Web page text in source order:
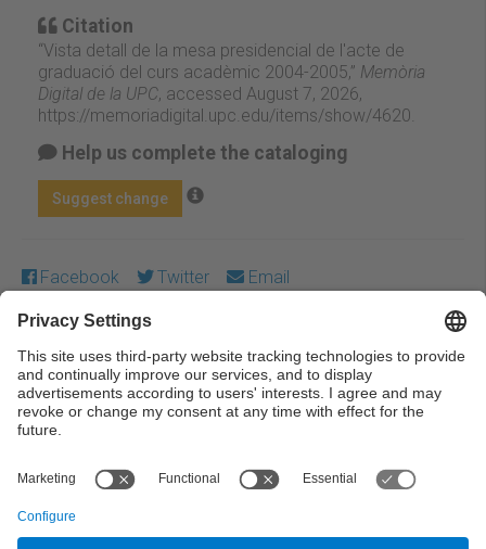
Citation
“Vista detall de la mesa presidencial de l'acte de
graduació del curs acadèmic 2004-2005,” Memòria
Digital de la UPC, accessed August 7, 2026,
https://memoriadigital.upc.edu/items/show/4620
Help us complete the cataloging
Suggest change
Facebook Twitter Email
Except where otherwise noted, content on this work is
licensed under a Creative Commons license:Attribution-
NonCommercial-NoDerivs 3.0 Spain